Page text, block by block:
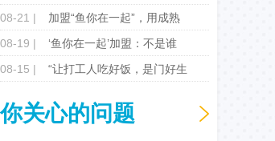
08-21 |
加盟“鱼你在一起”，用成熟
08-19 |
‘鱼你在一起’加盟：不是谁
08-15 |
“让打工人吃好饭，是门好生
你关心的问题